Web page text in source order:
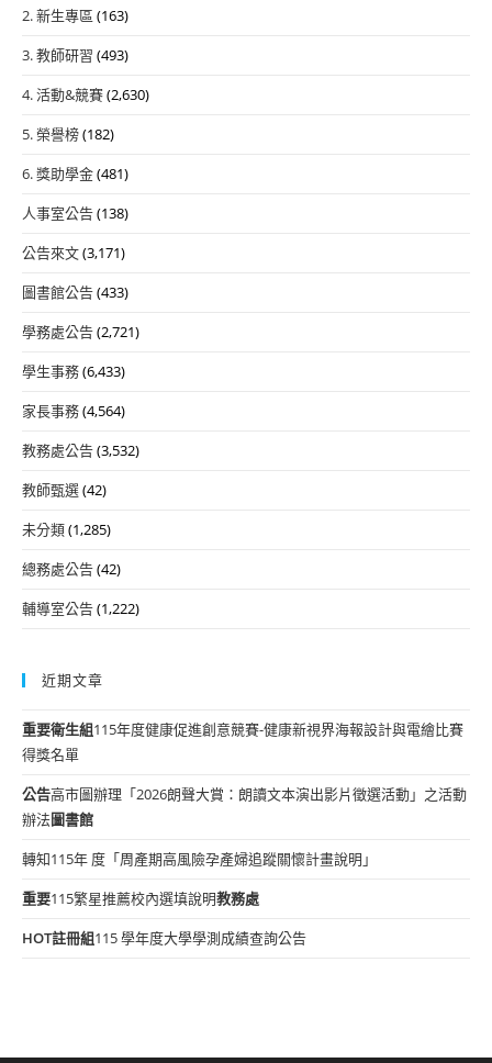
2. 新生專區 (163)
3. 教師研習 (493)
4. 活動&競賽(2,630)
5. 榮譽榜(182)
6. 獎助學金(481)
人事室公告(138)
公告來文(3,171)
圖書館公告(433)
學務處公告(2,721)
學生事務(6,433)
家長事務(4,564)
教務處公告(3,532)
教師甄選(42)
未分類(1,285)
總務處公告(42)
輔導室公告(1,222)
近期文章
重要衛生組115年度健康促進創意競賽-健康新視界海報設計與電繪比賽
得獎名單
公告高市圖辦理「2026朗聲大賞：朗讀文本演出影片徵選活動」之活動
辦法圖書館
轉知115年 度「周產期高風險孕產婦追蹤關懷計畫說明」
重要115繁星推薦校內選填說明教務處
HOT註冊組115 學年度大學學測成績查詢公告